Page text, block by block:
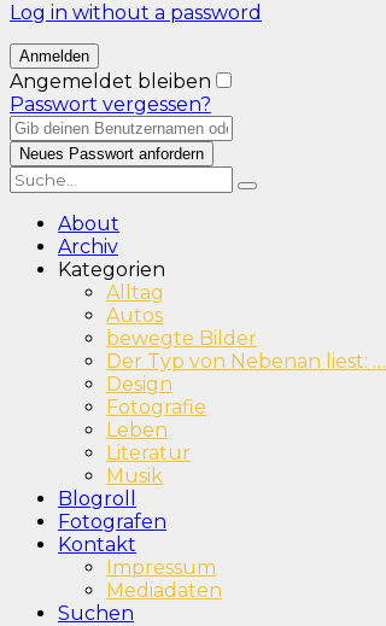
Log in without a password
Angemeldet bleiben
Passwort vergessen?
About
Archiv
Kategorien
Alltag
Autos
bewegte Bilder
Der Typ von Nebenan liest: …
Design
Fotografie
Leben
Literatur
Musik
Blogroll
Fotografen
Kontakt
Impressum
Mediadaten
Suchen